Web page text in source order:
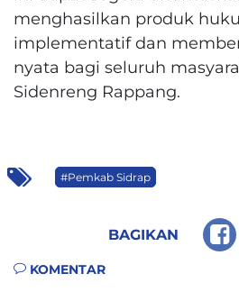
menghasilkan produk
implementatif dan
nyata bagi seluruh
Sidenreng Rappang.
#Pemkab Sidrap
BAGIKAN
KOMENTAR